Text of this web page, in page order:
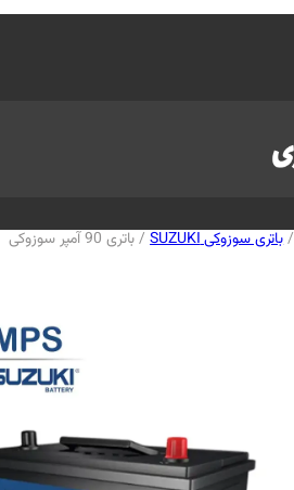
/باتری سوزوکی SUZUKI / باتری 90 آمپر سوزوکی